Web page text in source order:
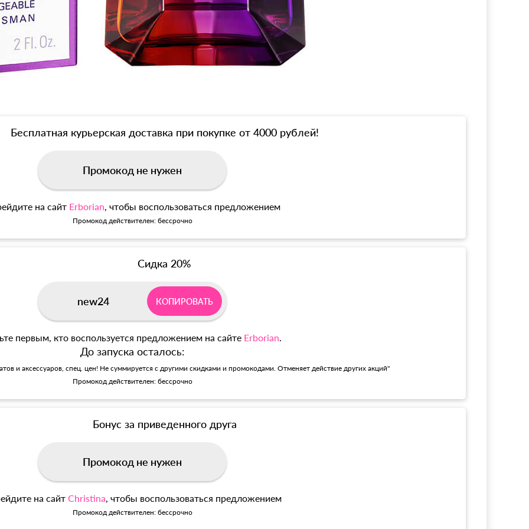
Бесплатная курьерская доставка при покупке от 4000 рублей!
Промокод не нужен
на сайт Erborian, чтобы воспользоваться предложением
Промокод действителен: бессрочно
Сидка 20%
new24 КОПИРОВАТЬ
первым, кто воспользуется предложением на сайте Erborian.
До запуска осталось:
и аксессуаров, спец. цен! Не суммируется с другими скидками и промокодами. Отменяет действие других акций"
Промокод действителен: бессрочно
Бонус за приведенного друга
Промокод не нужен
на сайт Christina, чтобы воспользоваться предложением
Промокод действителен: бессрочно